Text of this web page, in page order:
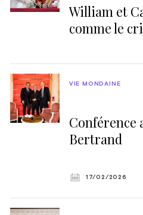
William et
comme le
Conférence
Bertrand
VIE MONDAINE
17/02/2026